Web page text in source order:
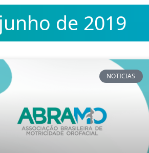
junho de 2019
NOTICIAS